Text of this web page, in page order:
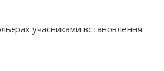
учасниками встановлення